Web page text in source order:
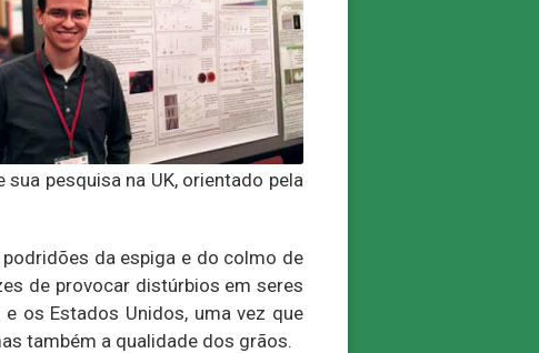
pesquisa na UK, orientado pela
da espiga e do colmo de
de provocar distúrbios em seres
os Estados Unidos, uma vez que
também a qualidade dos grãos.